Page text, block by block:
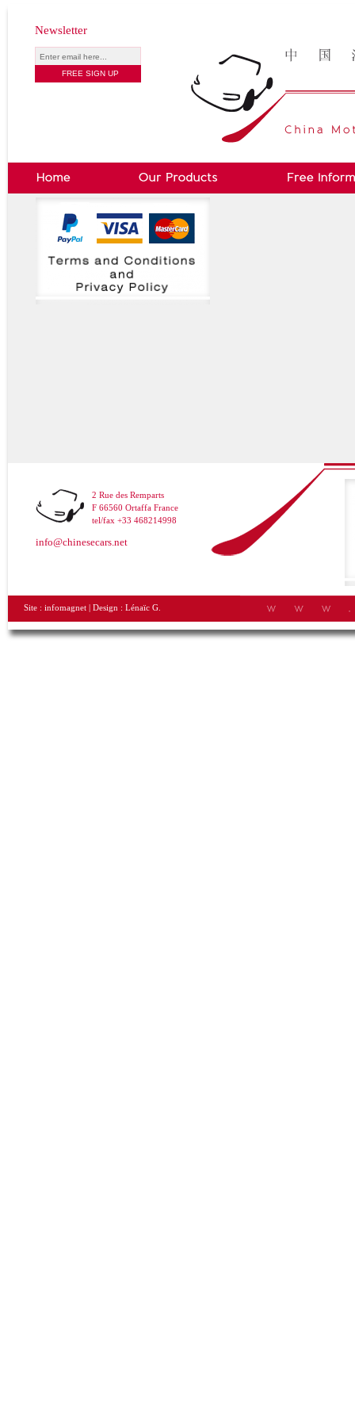
Newsletter
2 Rue des Remparts
F 66560 Ortaffa France
tel/fax +33 468214998
info@chinesecars.net
Site : infomagnet | Design : Lénaïc G.